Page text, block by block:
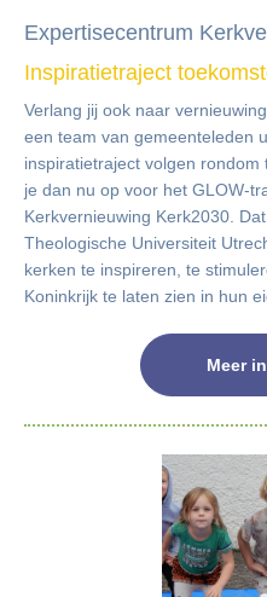
Expertisecentrum
Inspiratietraject
Verlang jij ook naar
een team van gemeenteleden
inspiratietraject volgen
je dan nu op voor het GLOW-
Kerkvernieuwing Kerk2030.
Theologische Universiteit
kerken te inspireren, te
Koninkrijk te laten zien in hun
Meer